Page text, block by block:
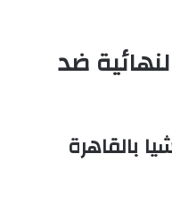
ضد
بالقاهرة